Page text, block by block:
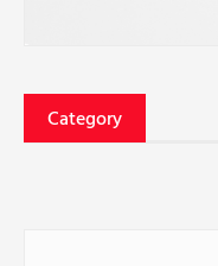
Category